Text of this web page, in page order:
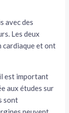
avec des
Les deux
cardiaque et ont
est important
aux études sur
sont